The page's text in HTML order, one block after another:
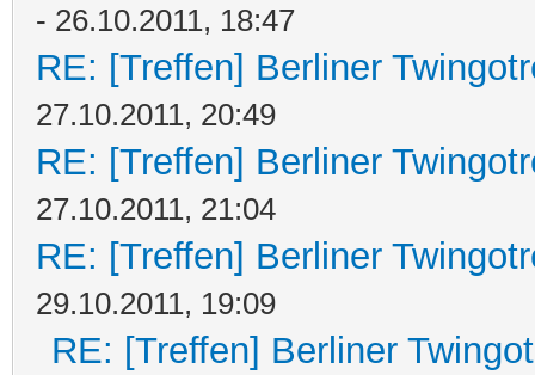
- 26.10.2011, 18:47
RE: [Treffen] Berliner
27.10.2011, 20:49
RE: [Treffen] Berliner
27.10.2011, 21:04
RE: [Treffen] Berliner
29.10.2011, 19:09
RE: [Treffen] Berliner